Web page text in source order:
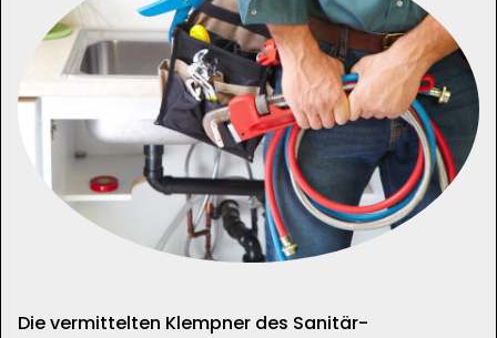
Die vermittelten Klempner des Sanitär-